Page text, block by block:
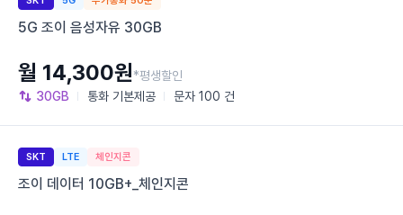
5G 조이 음성자유 30GB
30GB 통화 기본제공 문자 100 건
월 14,300원*평생할인
SKT LTE 체인지콘
조이 데이터 10GB+_체인지콘